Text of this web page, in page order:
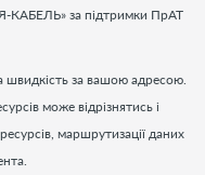
КАБЕЛЬ» за підтримки ПрАТ
швидкість за вашою адресою.
може відрізнятись і
маршрутизації даних